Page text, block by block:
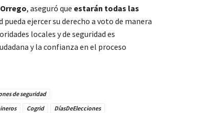
, aseguró que estarán todas las
pueda ejercer su derecho a voto de manera
locales y de seguridad es
y la confianza en el proceso
de seguridad
Cogrid
DíasDeElecciones